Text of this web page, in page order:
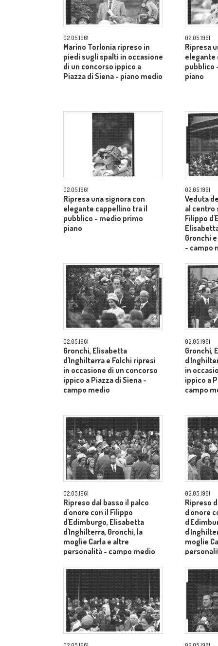
02.05.1961
Marino Torlonia ripreso in
piedi sugli spalti in occasione
di un concorso ippico a
Piazza di Siena - piano medio
02.05.1961
Ripresa
elegante
pubblico
piano
02.05.1961
Ripresa una signora con
elegante cappellino tra il
pubblico - medio primo
piano
02.05.1961
Veduta
al centro
Filippo
Gronchi
- campo
02.05.1961
Gronchi, Elisabetta
d'Inghilterra e Folchi ripresi
in occasione di un concorso
ippico a Piazza di Siena -
campo medio
02.05.1961
Gronchi,
in
ippico a
campo
02.05.1961
Ripreso dal basso il palco
d'onore con il Filippo
d'Edimburgo, Elisabetta
d'Inghilterra, Gronchi, la
moglie Carla e altre
personalità - campo medio
02.05.1961
Ripreso
d'onore
moglie